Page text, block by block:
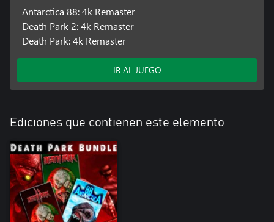
Antarctica 88: 4k Remaster
Death Park 2: 4k Remaster
Death Park: 4k Remaster
IR AL JUEGO
Ediciones que contienen este elemento